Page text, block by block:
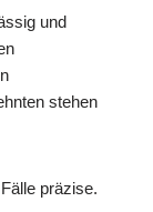
und
stehen
präzise.